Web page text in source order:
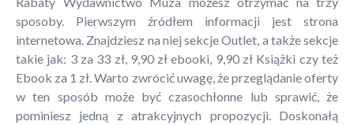
sposoby. Pierwszym źródłem informacji jest strona
internetowa. Znajdziesz na niej sekcje Outlet, a także sekcje
takie jak: 3 za 33 zł, 9,90 zł ebooki, 9,90 zł Książki czy też
Ebook za 1 zł. Warto zwrócić uwagę, że przeglądanie oferty
w ten sposób może być czasochłonne lub sprawić, że
pominiesz jedną z atrakcyjnych propozycji. Doskonałą